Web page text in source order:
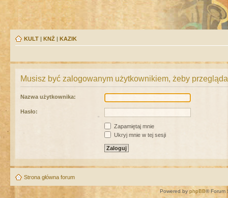
KULT | KNŻ | KAZIK
Musisz być zalogowanym użytkownikiem, żeby
Nazwa użytkownika:
Hasło:
Zapamiętaj mnie
Ukryj mnie w tej sesji
Strona główna forum
Powered by phpBB® Forum